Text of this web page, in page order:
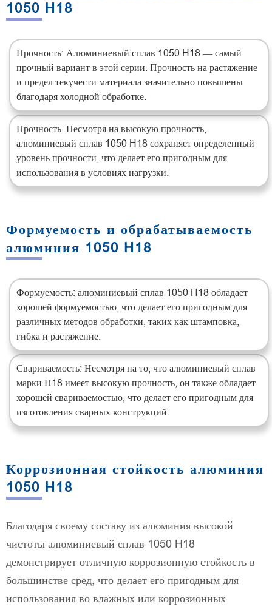
1050 H18
Прочность: Алюминиевый сплав 1050 H18 — самый
прочный вариант в этой серии. Прочность на растяжение
и предел текучести материала значительно повышены
благодаря холодной обработке.
Прочность: Несмотря на высокую прочность,
алюминиевый сплав 1050 H18 сохраняет определенный
уровень прочности, что делает его пригодным для
использования в условиях нагрузки.
Формуемость и обрабатываемость
алюминия 1050 H18
Формуемость: алюминиевый сплав 1050 H18 обладает
хорошей формуемостью, что делает его пригодным для
различных методов обработки, таких как штамповка,
гибка и растяжение.
Свариваемость: Несмотря на то, что алюминиевый сплав
марки Н18 имеет высокую прочность, он также обладает
хорошей свариваемостью, что делает его пригодным для
изготовления сварных конструкций.
Коррозионная стойкость алюминия
1050 H18
Благодаря своему составу из алюминия высокой
чистоты алюминиевый сплав 1050 H18
демонстрирует отличную коррозионную стойкость в
большинстве сред, что делает его пригодным для
использования во влажных или коррозионных